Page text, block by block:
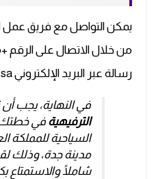
يمكن التواصل مع فريق عمل
رسالة عبر البريد الإلكتروني
في النهاية، يجب
الترفيهية في خطتك
السياحية للمملكة
مدينة جدة، وذلك
شاملًا والاستمتاع